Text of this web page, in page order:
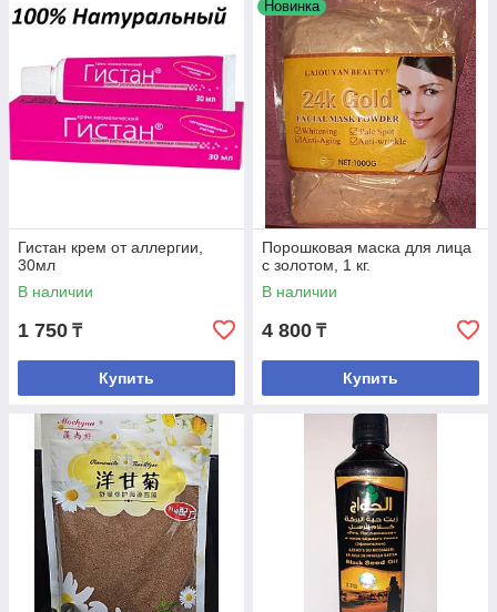
Гистан крем от аллергии,
30мл
В наличии
1 750 ₸
Купить
Новинка
Порошковая маска для лица
с золотом, 1 кг.
В наличии
4 800 ₸
Купить